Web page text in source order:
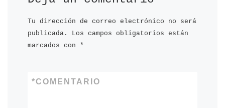
Tu dirección de correo electrónico no será
publicada.
Los campos obligatorios están
marcados con *
COMENTARIO
*